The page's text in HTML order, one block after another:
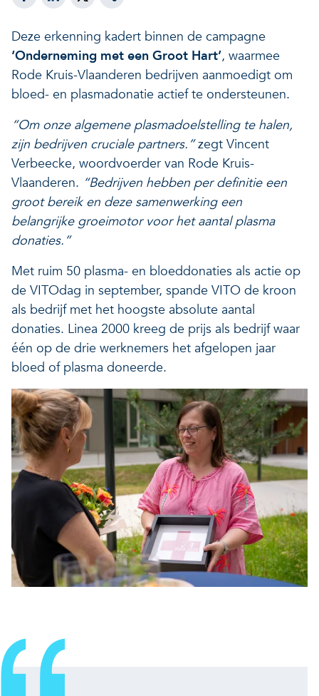
Deze erkenning kadert binnen de campagne
‘Onderneming met een Groot Hart’, waarmee
Rode Kruis-Vlaanderen bedrijven aanmoedigt om
bloed- en plasmadonatie actief te ondersteunen.
“Om onze algemene plasmadoelstelling te halen,
zijn bedrijven cruciale partners.”zegt Vincent
Verbeecke, woordvoerder van Rode Kruis-
Vlaanderen. “Bedrijven hebben per definitie een
groot bereik en deze samenwerking een
belangrijke groeimotor voor het aantal plasma
donaties.”
Met ruim 50 plasma- en bloeddonaties als actie op
de VITOdag in september, spande VITO de kroon
als bedrijf met het hoogste absolute aantal
donaties. Linea 2000 kreeg de prijs als bedrijf waar
één op de drie werknemers het afgelopen jaar
bloed of plasma doneerde.